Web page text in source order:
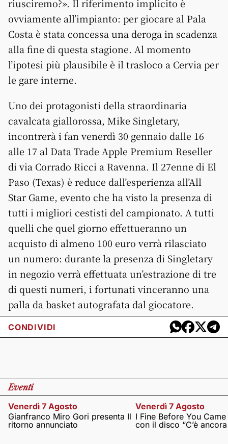
riusciremo?». Il riferimento implicito è
ovviamente all’impianto: per giocare al Pala
Costa è stata concessa una deroga in scadenza
alla fine di questa stagione. Al momento
l’ipotesi più plausibile è il trasloco a Cervia per
le gare interne.
Uno dei protagonisti della straordinaria
cavalcata giallorossa, Mike Singletary,
incontrerà i fan venerdì 30 gennaio dalle 16
alle 17 al Data Trade Apple Premium Reseller
di via Corrado Ricci a Ravenna. Il 27enne di El
Paso (Texas) è reduce dall’esperienza all’All
Star Game, evento che ha visto la presenza di
tutti i migliori cestisti del campionato. A tutti
quelli che quel giorno effettueranno un
acquisto di almeno 100 euro verrà rilasciato
un numero: durante la presenza di Singletary
in negozio verrà effettuata un’estrazione di tre
di questi numeri, i fortunati vinceranno una
palla da basket autografata dal giocatore.
CONDIVIDI
Eventi
Venerdì 7 Agosto
Gianfranco Miro Gori presenta Il
ritorno annunciato
Venerdì 7 Agosto
I Fine Before You
con il disco “C’è